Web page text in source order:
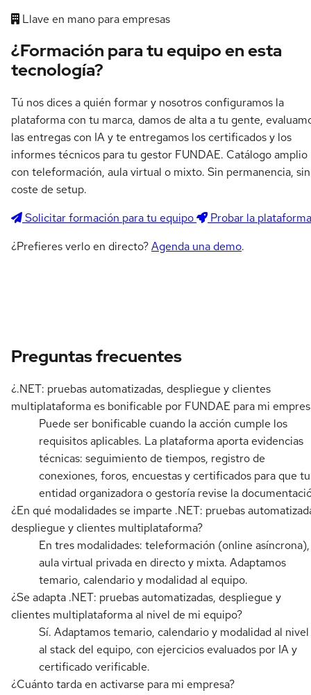
Llave en mano para empresas
¿Formación para tu equipo en esta
tecnología?
Tú nos dices a quién formar y nosotros configuramos la
plataforma con tu marca, damos de alta a tu gente,
las entregas con IA y te entregamos los certificados y los
informes técnicos para tu gestor FUNDAE. Catálogo amplio
con teleformación, aula virtual o mixto. Sin permanencia, sin
coste de setup.
Solicitar formación para tu equipo
Probar la plataforma
¿Prefieres verlo en directo?Agenda una demo.
Preguntas frecuentes
¿.NET: pruebas automatizadas, despliegue y clientes
multiplataforma es bonificable por FUNDAE para mi
Puede ser bonificable cuando la acción cumple los
requisitos aplicables. La plataforma aporta evidencias
técnicas: seguimiento de tiempos, registro de
conexiones, foros, encuestas y certificados para que tu
entidad organizadora o gestoría revise la
¿En qué modalidades se imparte .NET: pruebas
despliegue y clientes multiplataforma?
En tres modalidades: teleformación (online asíncrona),
aula virtual privada en directo y mixta. Adaptamos
temario, calendario y modalidad al equipo.
¿Se adapta .NET: pruebas automatizadas, despliegue y
clientes multiplataforma al nivel de mi equipo?
Sí. Adaptamos temario, calendario y modalidad al
al stack del equipo, con ejercicios evaluados por IA y
certificado verificable.
¿Cuánto tarda en activarse para mi empresa?